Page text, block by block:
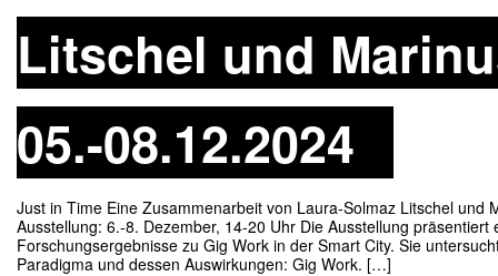
Litschel und
05.-08.12.2024
Just in Time Eine Zusammenarbeit von Laura-Solmaz Litschel
Ausstellung: 6.-8. Dezember, 14-20 Uhr Die Ausstellung
Forschungsergebnisse zu Gig Work in der Smart City. Sie
Paradigma und dessen Auswirkungen: Gig Work. […]